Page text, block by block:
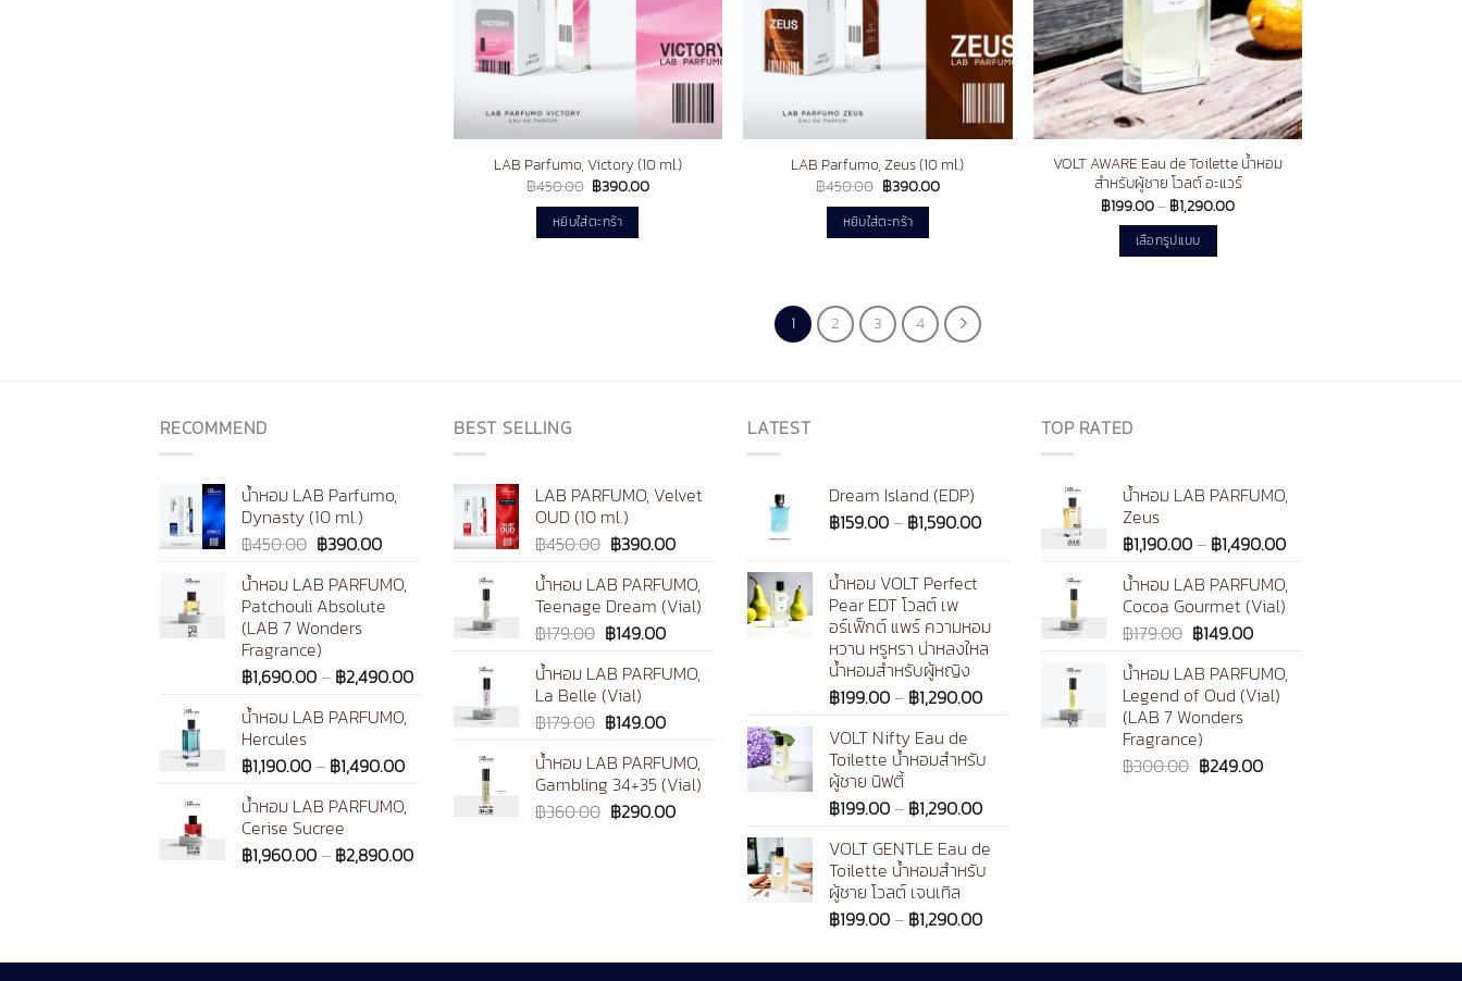
LAB Parfumo, Victory (10 ml.)
฿450.00 Original
price
was:
฿450.00.
฿390.00Current
หยิบใส่ตะกร้า
LAB Parfumo, Zeus (10 ml.)
฿450.00 Original
price
was:
฿450.00.
฿390.00Current
หยิบใส่ตะกร้า
VOLT AWARE Eau de Toilette น้ำหอม
สำหรับผู้ชาย โวลต์ อะแวร์
฿199.00–฿1,290.00Price
เลือกรูปแบบ
chosen
the
page
1 2 3 4
RECOMMEND
น้ำหอม LAB Parfumo,
Dynasty (10 ml.)
฿450.00 Original
was:
฿450.00.
฿390.00Current
is:
฿390.00.
น้ำหอม LAB PARFUMO,
Patchouli Absolute
(LAB 7 Wonders
Fragrance)
฿1,690.00 – ฿2,490.00Price
฿1,690.00
฿2,490.00
น้ำหอม LAB PARFUMO,
Hercules
฿1,190.00 – ฿1,490.00Price
฿1,190.00
฿1,490.00
น้ำหอม LAB PARFUMO,
Cerise Sucree
฿1,960.00 – ฿2,890.00Price
BEST SELLING
LAB PARFUMO, Velvet
OUD (10 ml.)
฿450.00 Original
was:
฿450.00.
฿390.00Current
is:
฿390.00.
น้ำหอม LAB PARFUMO,
Teenage Dream (Vial)
฿179.00 Original
was:
฿179.00.
฿149.00Current
is:
น้ำหอม LAB PARFUMO,
La Belle (Vial)
฿179.00 Original
was:
฿179.00.
฿149.00Current
is:
฿149.00.
น้ำหอม LAB PARFUMO,
Gambling 34+35 (Vial)
฿360.00 Original
฿290.00Current
LATEST
Dream Island (EDP)
฿159.00 – ฿1,590.00Price
น้ำหอม VOLT Perfect
Pear EDT โวลต์ เพ
อร์เฟ็กต์ แพร์ ความหอม
หวาน หรูหรา น่าหลงใหล
น้ำหอมสำหรับผู้หญิง
฿199.00 – ฿1,290.00Price
through
VOLT Nifty Eau de
Toilette น้ำหอมสำหรับ
ผู้ชาย นิฟตี้
฿199.00 – ฿1,290.00Price
฿199.00
through
VOLT GENTLE Eau de
Toilette น้ำหอมสำหรับ
ผู้ชาย โวลต์ เจนเทิล
฿199.00 – ฿1,290.00Price
฿199.00
TOP RATED
น้ำหอม LAB PARFUMO,
Zeus
฿1,190.00 – ฿1,490.00Price
฿1,190.00
น้ำหอม LAB PARFUMO,
Cocoa Gourmet (Vial)
฿179.00 Original
was:
฿179.00.
฿149.00Current
is:
฿149.00.
น้ำหอม LAB PARFUMO,
Legend of Oud (Vial)
(LAB 7 Wonders
Fragrance)
฿300.00 Original
฿249.00Current